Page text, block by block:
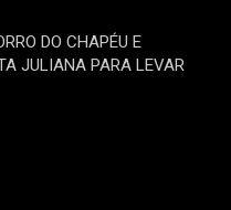
DO CHAPÉU E
JULIANA PARA LEVAR